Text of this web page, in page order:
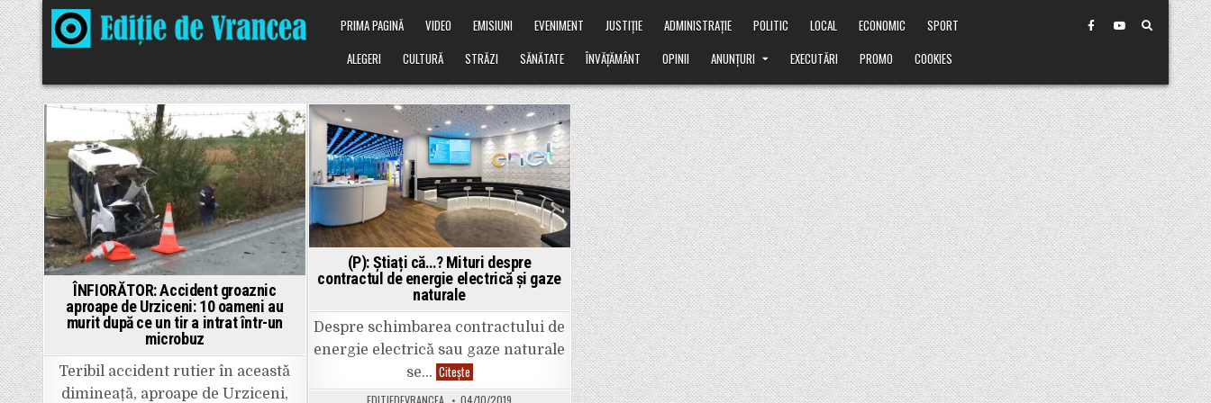
Skip
to
content
PRIMA PAGINĂ VIDEO EMISIUNI EVENIMENT JUSTIȚIE ADMINISTRAȚIE POLITIC LOCAL ECONOMIC
SPORT
ALEGERI
CULTURĂ STRĂZI SĂNĂTATE ÎNVĂȚĂMÂNT OPINII ANUNȚURI EXECUTĂRI PROMO COOKIES
Posted
in
ÎNFIORĂTOR: Accident groaznic
aproape de Urziceni: 10 oameni au
murit după ce un tir a intrat într-un
microbuz
Teribil accident rutier în această
dimineață, aproape de Urziceni,
Posted
in
(P): Știați că…? Mituri despre
contractul de energie electrică și gaze
naturale
Despre schimbarea contractului de
energie electrică sau gaze naturale
se… Citește(P):
Știați
că…?